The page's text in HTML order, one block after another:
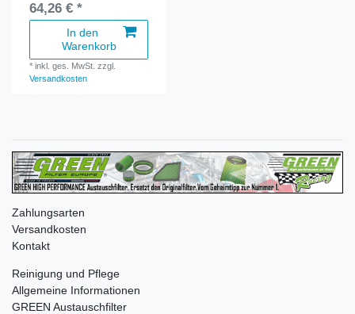
64,26 € *
In den
Warenkorb
*inkl. ges. MwSt. zzgl.
Versandkosten
Zahlungsarten
Versandkosten
Kontakt
Reinigung und Pflege
Allgemeine Informationen
GREEN Austauschfilter